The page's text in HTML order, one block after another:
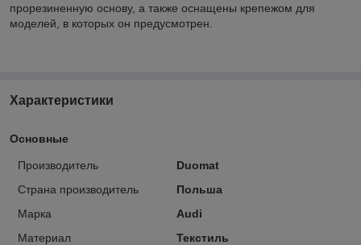
прорезиненную основу, а также оснащены крепежом для
моделей, в которых он предусмотрен.
Характеристики
Основные
Производитель
Duomat
Страна производитель
Польша
Марка
Audi
Материал
Текстиль